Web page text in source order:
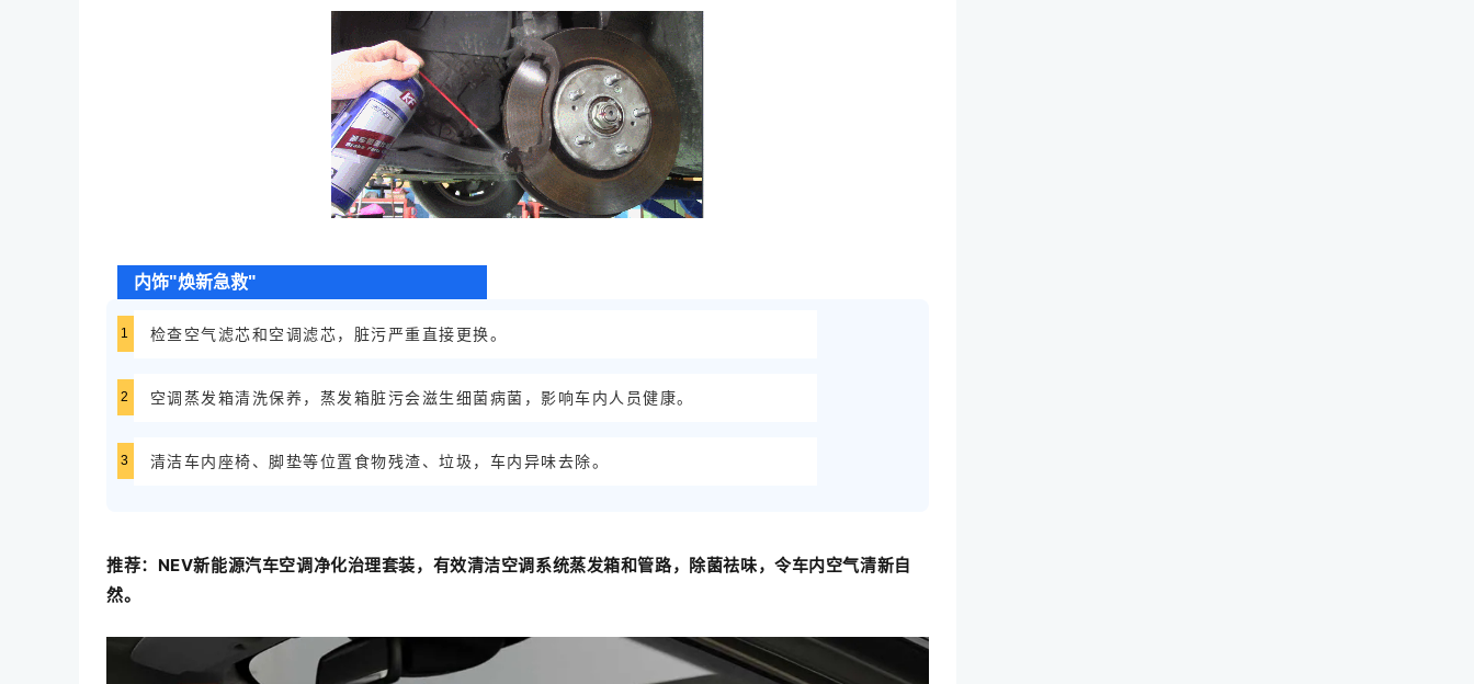
内饰"焕新急救"
1 检查空气滤芯和空调滤芯，脏污严重直接更换。
2 空调蒸发箱清洗保养，蒸发箱脏污会滋生细菌病菌，影响车内人员健康。
3 清洁车内座椅、脚垫等位置食物残渣、垃圾，车内异味去除。
推荐：NEV新能源汽车空调净化治理套装，有效清洁空调系统蒸发箱和管路，除菌祛味，令车内空气清新自
然。